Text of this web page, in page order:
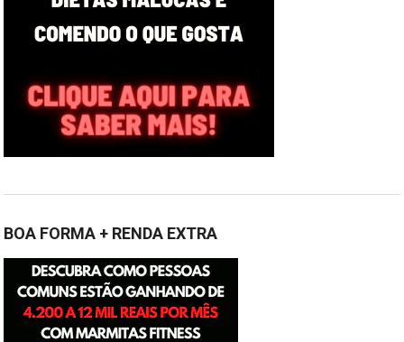
BOA FORMA + RENDA EXTRA